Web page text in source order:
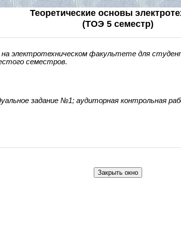
Теоретические основы
(ТОЭ 5 семестр)
электротехническом факультете для
семестров.
задание №1; аудиторная контрольная